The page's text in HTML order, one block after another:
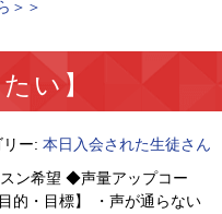
＞＞
い】
ー: 本日入会された生徒さん
ン希望 ◆声量アップコー
的・目標】 ・声が通らない